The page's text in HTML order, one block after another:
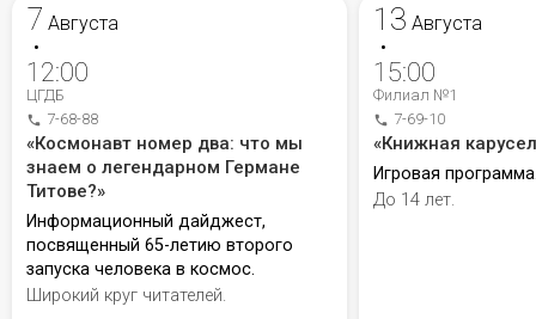
7 Августа
•
12:00
ЦГДБ
7-68-88
«Космонавт номер два: что мы
знаем о легендарном Германе
Титове?»
Информационный дайджест,
посвященный 65-летию второго
запуска человека в космос.
Широкий круг читателей.
13 Августа
•
15:00
Филиал №1
7-69-10
«Книжная
Игровая
До 14 лет.